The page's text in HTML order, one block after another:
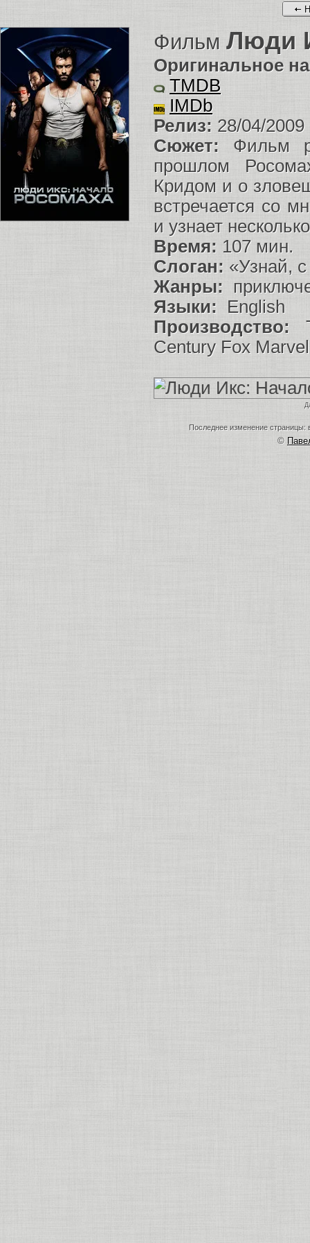
Фильм Люди
Оригинальное
TMDB
IMDb
Релиз: 28/04/2009
Сюжет: Фильм
прошлом
Кридом и о
встречается со
и узнает
Время: 107 мин.
Слоган: «Узнай,
Жанры:
Языки: English
Производство:
Century Fox
Последнее изменение страницы:
©